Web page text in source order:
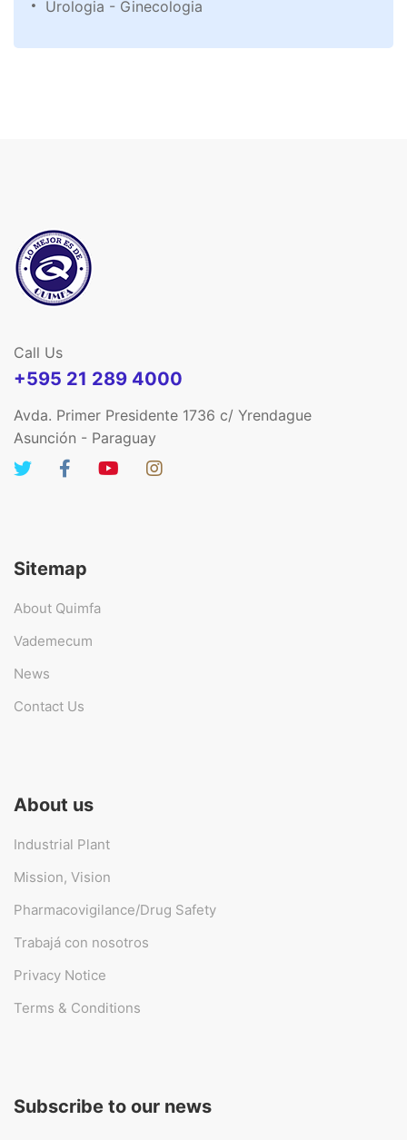
Urologia - Ginecologia
Call Us
+595 21 289 4000
Avda. Primer Presidente 1736 c/ Yrendague
Asunción - Paraguay
Sitemap
About Quimfa
Vademecum
News
Contact Us
About us
Industrial Plant
Mission, Vision
Pharmacovigilance/Drug Safety
Trabajá con nosotros
Privacy Notice
Terms & Conditions
Subscribe to our news